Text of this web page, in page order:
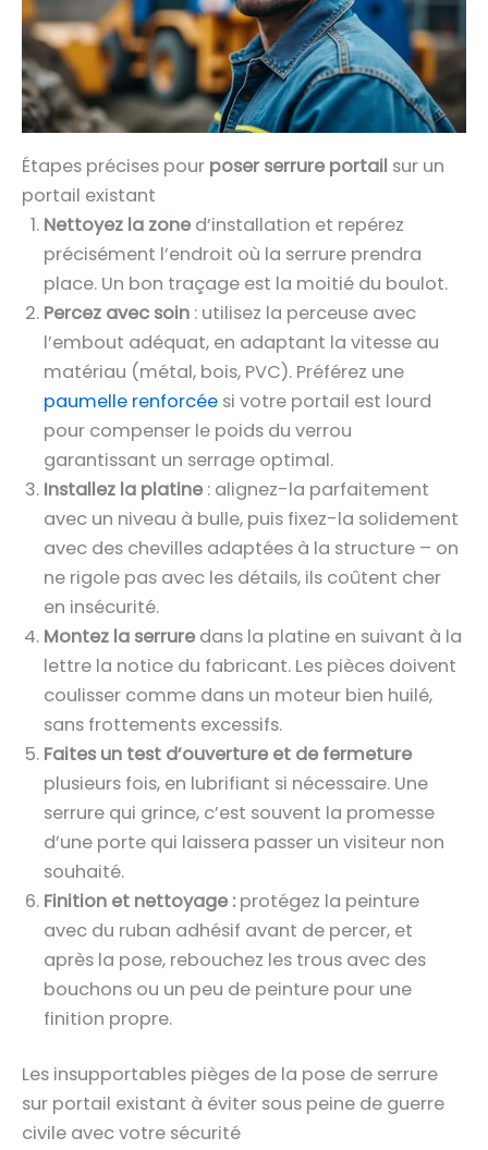
Étapes précises pour poser serrure portail sur un
portail existant
Nettoyez la zone d’installation et repérez
précisément l’endroit où la serrure prendra
place. Un bon traçage est la moitié du boulot.
Percez avec soin : utilisez la perceuse avec
l’embout adéquat, en adaptant la vitesse au
matériau (métal, bois, PVC). Préférez une
paumelle renforcée si votre portail est lourd
pour compenser le poids du verrou
garantissant un serrage optimal.
Installez la platine : alignez-la parfaitement
avec un niveau à bulle, puis fixez-la solidement
avec des chevilles adaptées à la structure – on
ne rigole pas avec les détails, ils coûtent cher
en insécurité.
Montez la serrure dans la platine en suivant à la
lettre la notice du fabricant. Les pièces doivent
coulisser comme dans un moteur bien huilé,
sans frottements excessifs.
Faites un test d’ouverture et de fermeture
plusieurs fois, en lubrifiant si nécessaire. Une
serrure qui grince, c’est souvent la promesse
d’une porte qui laissera passer un visiteur non
souhaité.
Finition et nettoyage : protégez la peinture
avec du ruban adhésif avant de percer, et
après la pose, rebouchez les trous avec des
bouchons ou un peu de peinture pour une
finition propre.
Les insupportables pièges de la pose de serrure
sur portail existant à éviter sous peine de guerre
civile avec votre sécurité